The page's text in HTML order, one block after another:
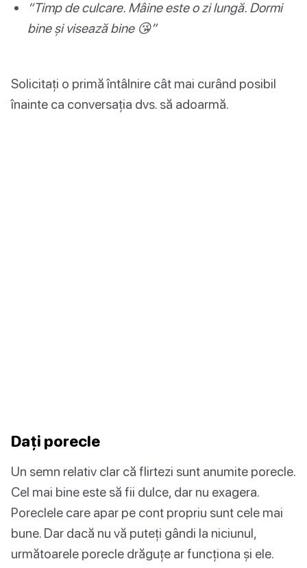
“Timp de culcare. Mâine este o zi lungă. Dormi
bine și visează bine 😘”
Solicitați o primă întâlnire cât mai curând posibil
înainte ca conversația dvs. să adoarmă.
Dați porecle
Un semn relativ clar că flirtezi sunt anumite porecle.
Cel mai bine este să fii dulce, dar nu exagera.
Poreclele care apar pe cont propriu sunt cele mai
bune. Dar dacă nu vă puteți gândi la niciunul,
următoarele porecle drăguțe ar funcționa și ele.